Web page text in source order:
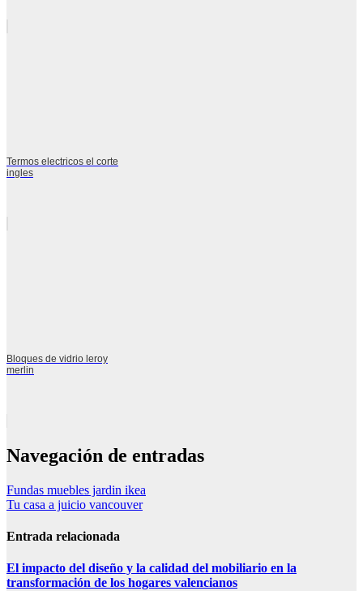
Termos electricos el corte
ingles
Bloques de vidrio leroy
merlin
Navegación de entradas
Fundas muebles jardin ikea
Tu casa a juicio vancouver
Entrada relacionada
El impacto del diseño y la calidad del mobiliario en la
transformación de los hogares valencianos